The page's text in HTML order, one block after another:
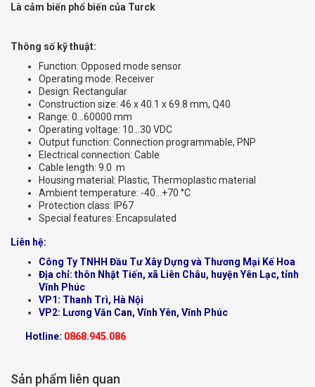
Là cảm biến phổ biến của Turck
Thông số kỹ thuật:
Function: Opposed mode sensor
Operating mode: Receiver
Design: Rectangular
Construction size: 46 x 40.1 x 69.8 mm, Q40
Range: 0…60000 mm
Operating voltage: 10…30 VDC
Output function: Connection programmable, PNP
Electrical connection: Cable
Cable length: 9.0 m
Housing material: Plastic, Thermoplastic material
Ambient temperature: -40…+70 °C
Protection class: IP67
Special features: Encapsulated
Liên hệ:
Công Ty TNHH Đầu Tư Xây Dựng và Thương Mại Kế Hoa
Địa chỉ: thôn Nhật Tiến, xã Liên Châu, huyện Yên Lạc, tỉnh
Vĩnh Phúc
VP1: Thanh Trì, Hà Nội
VP2: Lương Văn Can, Vĩnh Yên, Vĩnh Phúc
Hotline: 0868.945.086
Sản phẩm liên quan